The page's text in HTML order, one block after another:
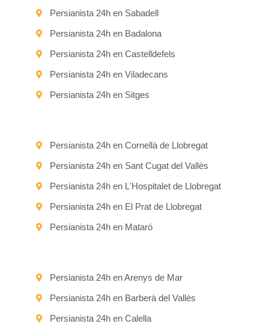
Persianista 24h en Sabadell
Persianista 24h en Badalona
Persianista 24h en Castelldefels
Persianista 24h en Viladecans
Persianista 24h en Sitges
Persianista 24h en Cornellà de Llobregat
Persianista 24h en Sant Cugat del Vallès
Persianista 24h en L'Hospitalet de Llobregat
Persianista 24h en El Prat de Llobregat
Persianista 24h en Mataró
Persianista 24h en Arenys de Mar
Persianista 24h en Barberà del Vallès
Persianista 24h en Calella